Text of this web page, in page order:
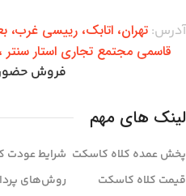
آدرس: تهران،‌ اتابک، رییسی غرب،
قاسمی مجتمع تجاری استار سنتر
فروش
لینک های مهم
پخش عمده کلاه کاسکت
قیمت کلاه کاسکت
شرایط عودت
روش‌های